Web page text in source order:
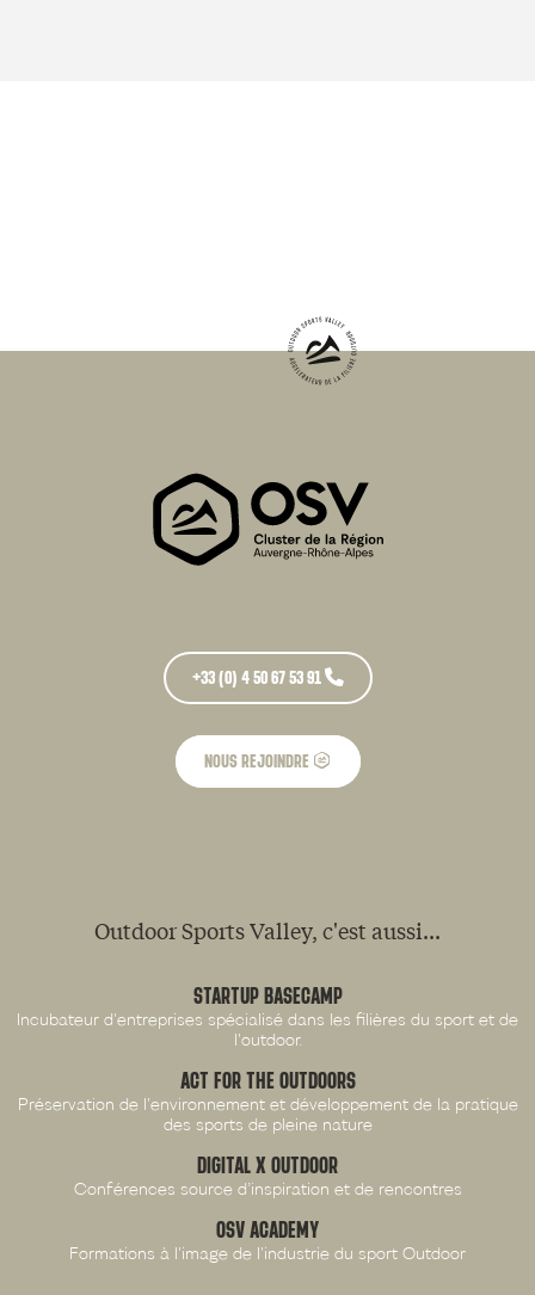
+33 (0) 4 50 67 53 91
NOUS REJOINDRE
Outdoor Sports Valley, c'est aussi...
STARTUP BASECAMP
Incubateur d'entreprises spécialisé dans les filières du sport et de
l'outdoor.
ACT FOR THE OUTDOORS
Préservation de l'environnement et développement de la pratique
des sports de pleine nature
DIGITAL X OUTDOOR
Conférences source d’inspiration et de rencontres
OSV ACADEMY
Formations à l'image de l'industrie du sport Outdoor